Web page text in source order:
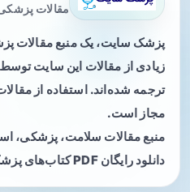
مقالات
پزشک سایت، یک منبع
زیادی از مقالات این سایت
ترجمه شده‌اند. استفاده از
مجاز است.
منبع مقالات سلامت، پزشکی،
دانلود رایگان PDF کتاب‌های پزشکی.